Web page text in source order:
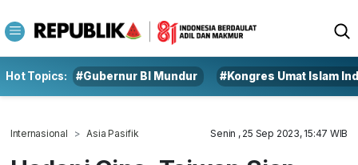
Hot Topics: #Gubernur BI Mundur #Kongres Umat Islam
Internasional Asia Pasifik Senin , 25 Sep 2023, 15:47 WIB